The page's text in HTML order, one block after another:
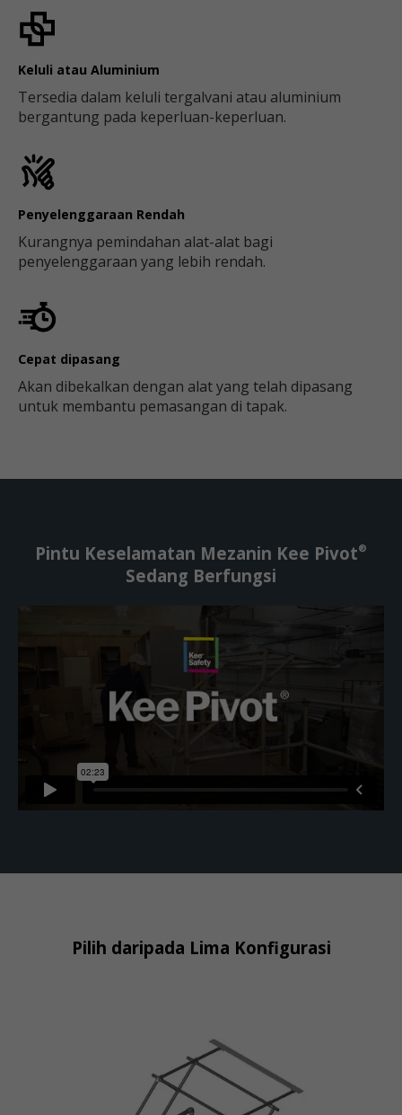
Keluli atau Aluminium
Tersedia dalam keluli tergalvani atau aluminium
bergantung pada keperluan-keperluan.
Penyelenggaraan Rendah
Kurangnya pemindahan alat-alat bagi
penyelenggaraan yang lebih rendah.
Cepat dipasang
Akan dibekalkan dengan alat yang telah dipasang
untuk membantu pemasangan di tapak.
Pintu Keselamatan Mezanin Kee Pivot®
Sedang Berfungsi
Pilih daripada Lima Konfigurasi